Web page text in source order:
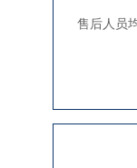
售后人员